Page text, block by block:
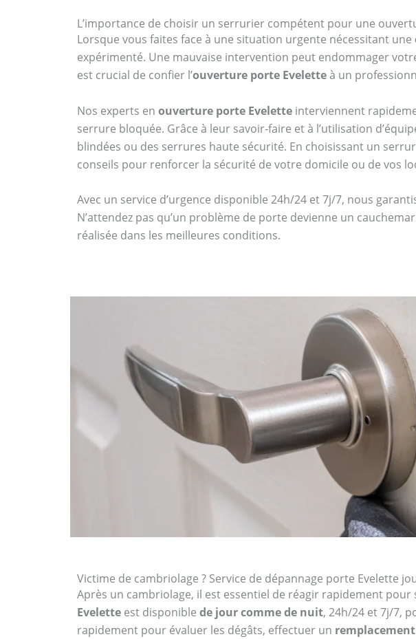
L’importance de choisir un serrurier compétent pour une
Lorsque vous faites face à une situation urgente nécessitant une
expérimenté. Une mauvaise intervention peut endommager
est crucial de confier l’ouverture porte Eveletteà un
Nos experts en ouverture porte Evelette interviennent
serrure bloquée. Grâce à leur savoir-faire et à l’utilisation
blindées ou des serrures haute sécurité. En choisissant un
conseils pour renforcer la sécurité de votre domicile ou de vos
Avec un service d’urgence disponible 24h/24 et 7j/7, nous
N’attendez pas qu’un problème de porte devienne un
réalisée dans les meilleures conditions.
Victime de cambriolage ? Service de dépannage porte Evelette
Après un cambriolage, il est essentiel de réagir rapidement
Evelette est disponible de jour comme de nuit, 24h/24 et 7j/7,
rapidement pour évaluer les dégâts, effectuer un